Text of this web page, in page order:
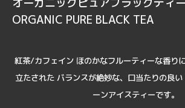
ORGANIC PURE BLACK TEA
紅茶/カフェイン ほのかなフルーティーな香り
立たされた バランスが絶妙な、口当たりの良
ーンアイスティーです。